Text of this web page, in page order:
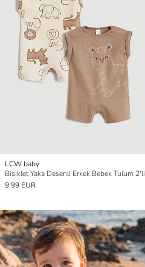
LCW baby
Bisiklet Yaka Desenli Erkek Bebek Tulum 2'li
9.99 EUR